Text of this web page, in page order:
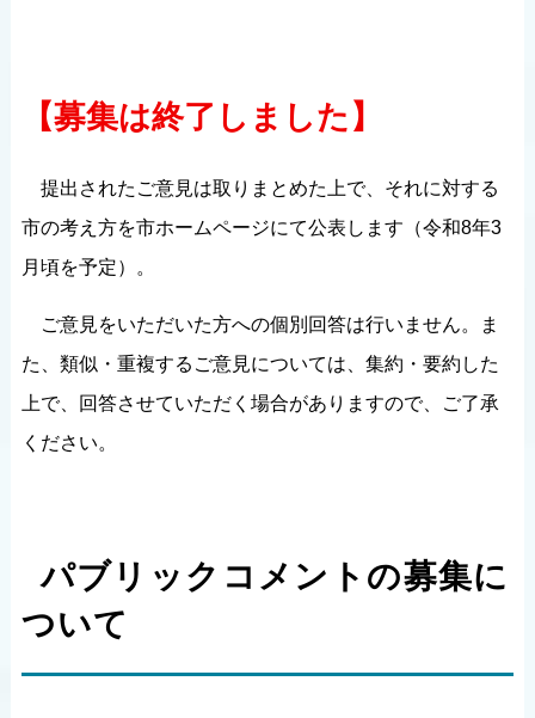
【募集は終了しました】
提出されたご意見は取りまとめた上で、それに対する
市の考え方を市ホームページにて公表します（令和8年3
月頃を予定）。
ご意見をいただいた方への個別回答は行いません。ま
た、類似・重複するご意見については、集約・要約した
上で、回答させていただく場合がありますので、ご了承
ください。
パブリックコメントの募集に
ついて